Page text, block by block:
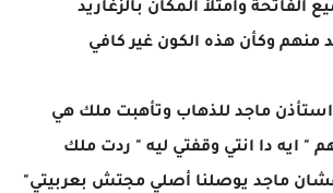
الفاتحة وامتلأ المكان بالزغاريد
منهم وكأن هذه الكون غير كافي
ماجد للذهاب وتأهبت ملك هي
" ايه دا انتي وقفتي ليه " ردت ملك
ماجد يوصلنا أصلي مجتش بعربيتي"